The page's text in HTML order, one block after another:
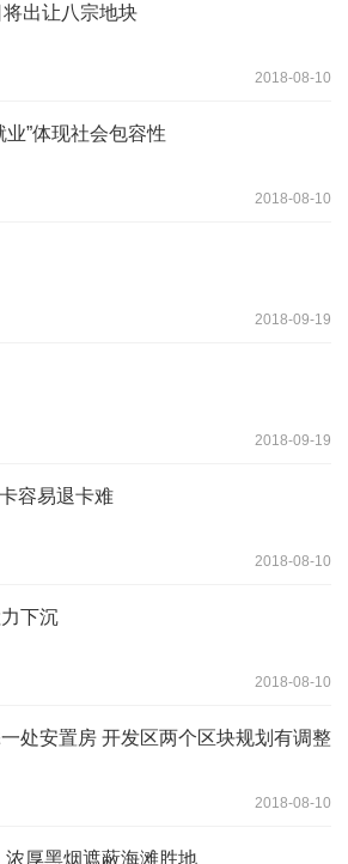
出让八宗地块
2018-08-10
”体现社会包容性
2018-08-10
2018-09-19
2018-09-19
容易退卡难
2018-08-10
下沉
2018-08-10
处安置房 开发区两个区块规划有调整
2018-08-10
厚黑烟遮蔽海滩胜地